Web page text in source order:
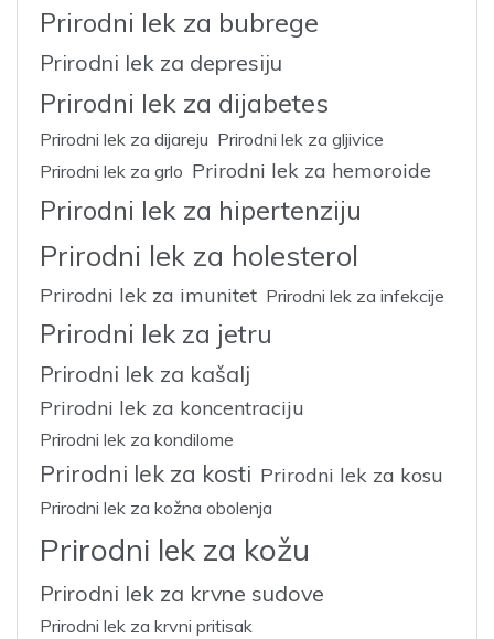
Prirodni lek za bubrege
Prirodni lek za depresiju
Prirodni lek za dijabetes
Prirodni lek za dijareju Prirodni lek za gljivice
Prirodni lek za grlo Prirodni lek za hemoroide
Prirodni lek za hipertenziju
Prirodni lek za holesterol
Prirodni lek za imunitet Prirodni lek za infekcije
Prirodni lek za jetru
Prirodni lek za kašalj
Prirodni lek za koncentraciju
Prirodni lek za kondilome
Prirodni lek za kosti Prirodni lek za kosu
Prirodni lek za kožna obolenja
Prirodni lek za kožu
Prirodni lek za krvne sudove
Prirodni lek za krvni pritisak